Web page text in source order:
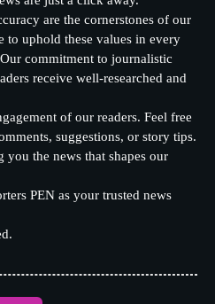
are the cornerstones of our
to uphold these values in every
commitment to journalistic
receive well-researched and
of our readers. Feel free
suggestions, or story tips.
the news that shapes our
PEN as your trusted news